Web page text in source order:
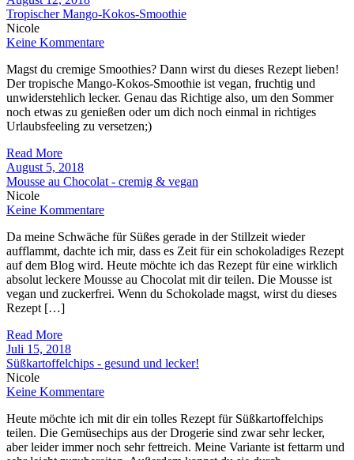
Tropischer Mango-Kokos-Smoothie
Nicole
Keine Kommentare
Magst du cremige Smoothies? Dann wirst du dieses Rezept lieben!
Der tropische Mango-Kokos-Smoothie ist vegan, fruchtig und
unwiderstehlich lecker. Genau das Richtige also, um den Sommer
noch etwas zu genießen oder um dich noch einmal in richtiges
Urlaubsfeeling zu versetzen;)
Read More
August 5, 2018
Mousse au Chocolat - cremig & vegan
Nicole
Keine Kommentare
Da meine Schwäche für Süßes gerade in der Stillzeit wieder
aufflammt, dachte ich mir, dass es Zeit für ein schokoladiges Rezept
auf dem Blog wird. Heute möchte ich das Rezept für eine wirklich
absolut leckere Mousse au Chocolat mit dir teilen. Die Mousse ist
vegan und zuckerfrei. Wenn du Schokolade magst, wirst du dieses
Rezept […]
Read More
Juli 15, 2018
Süßkartoffelchips - gesund und lecker!
Nicole
Keine Kommentare
Heute möchte ich mit dir ein tolles Rezept für Süßkartoffelchips
teilen. Die Gemüsechips aus der Drogerie sind zwar sehr lecker,
aber leider immer noch sehr fettreich. Meine Variante ist fettarm und